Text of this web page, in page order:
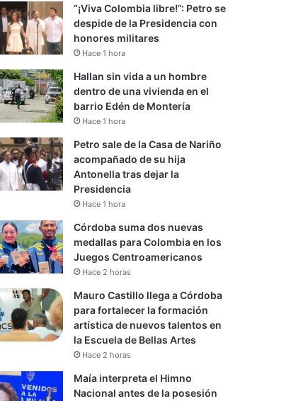
“¡Viva Colombia libre!”: Petro se
despide de la Presidencia con
honores militares
Hace 1 hora
Hallan sin vida a un hombre
dentro de una vivienda en el
barrio Edén de Montería
Hace 1 hora
Petro sale de la Casa de Nariño
acompañado de su hija
Antonella tras dejar la
Presidencia
Hace 1 hora
Córdoba suma dos nuevas
medallas para Colombia en los
Juegos Centroamericanos
Hace 2 horas
Mauro Castillo llega a Córdoba
para fortalecer la formación
artística de nuevos talentos en
la Escuela de Bellas Artes
Hace 2 horas
Maía interpreta el Himno
Nacional antes de la posesión